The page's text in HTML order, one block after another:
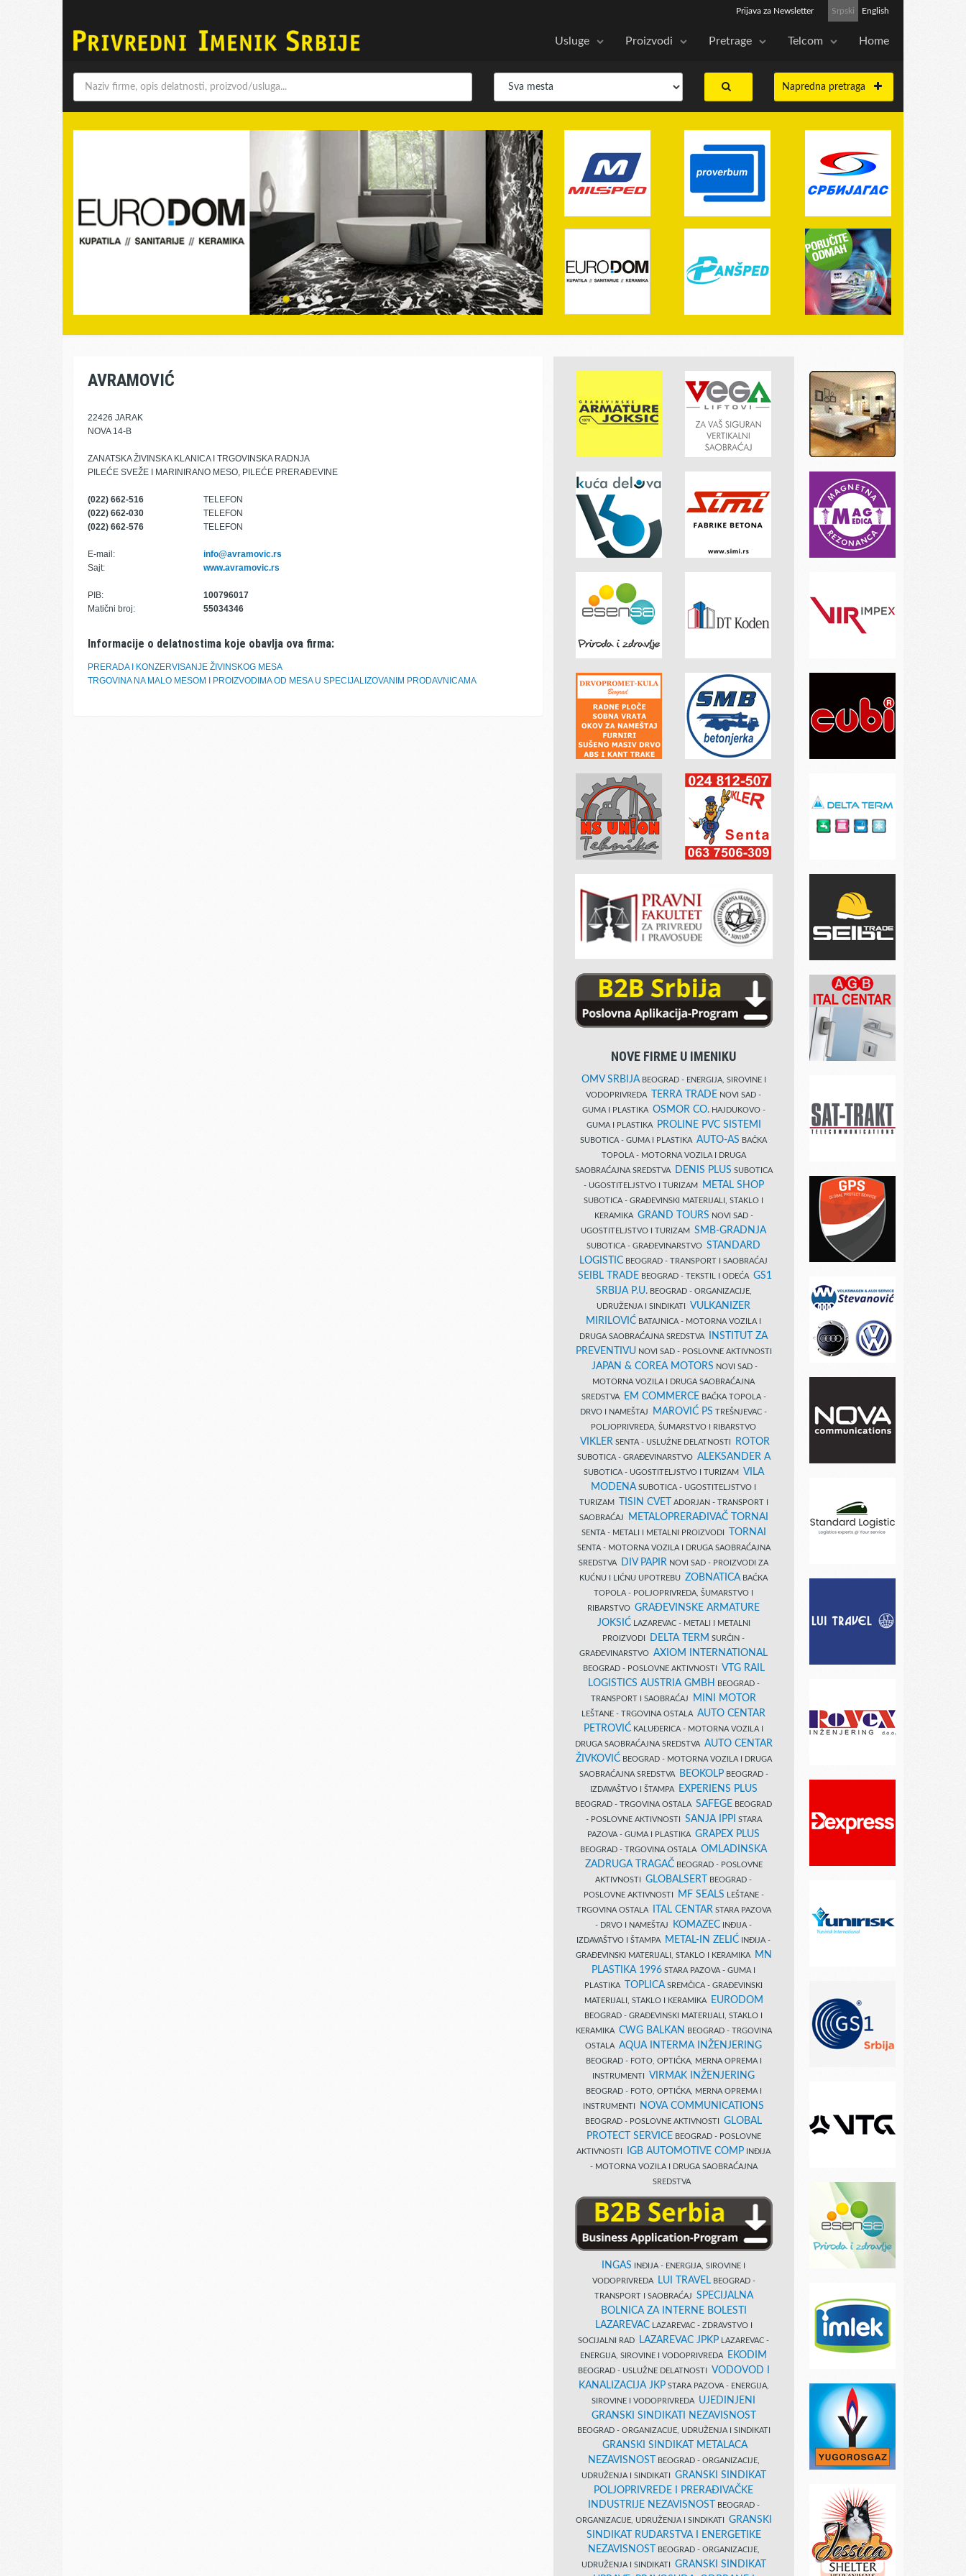
Srpski English
Prijava za Newsletter
Usluge Proizvodi Pretrage Telcom Home
Napredna pretraga
AVRAMOVIĆ
22426 JARAK
NOVA 14-B
ZANATSKA ŽIVINSKA KLANICA I TRGOVINSKA RADNJA
PILEĆE SVEŽE I MARINIRANO MESO, PILEĆE PRERAĐEVINE
(022) 662-516
TELEFON
(022) 662-030
TELEFON
(022) 662-576
TELEFON
E-mail:
info@avramovic.rs
Sajt:
www.avramovic.rs
PIB:
100796017
Matični broj:
55034346
Informacije o delatnostima koje obavlja ova firma:
PRERADA I KONZERVISANJE ŽIVINSKOG MESA
TRGOVINA NA MALO MESOM I PROIZVODIMA OD MESA U SPECIJALIZOVANIM PRODAVNICAMA
NOVE FIRME U IMENIKU
OMV SRBIJABEOGRAD - ENERGIJA, SIROVINE I
VODOPRIVREDA
TERRA TRADE NOVI SAD -
GUMA I PLASTIKA OSMOR CO.HAJDUKOVO -
GUMA I PLASTIKA
PROLINE PVC SISTEMI
SUBOTICA - GUMA I PLASTIKA AUTO-AS BAČKA
TOPOLA - MOTORNA VOZILA I DRUGA
SAOBRAĆAJNA SREDSTVA
DENIS PLUS SUBOTICA
- UGOSTITELJSTVO I TURIZAM
METAL SHOP
SUBOTICA - GRAĐEVINSKI MATERIJALI, STAKLO I
KERAMIKA GRAND TOURS NOVI SAD -
UGOSTITELJSTVO I TURIZAM SMB-GRADNJA
SUBOTICA - GRAĐEVINARSTVO STANDARD
LOGISTIC BEOGRAD - TRANSPORT I SAOBRAĆAJ
SEIBL TRADE BEOGRAD - TEKSTIL I ODEĆA GS1
SRBIJA P.U.BEOGRAD - ORGANIZACIJE,
UDRUŽENJA I SINDIKATI VULKANIZER
MIRILOVIĆ BATAJNICA - MOTORNA VOZILA I
DRUGA SAOBRAĆAJNA SREDSTVA
INSTITUT ZA
PREVENTIVUNOVI SAD - POSLOVNE AKTIVNOSTI
JAPAN & COREA MOTORS NOVI SAD -
MOTORNA VOZILA I DRUGA SAOBRAĆAJNA
SREDSTVA
EM COMMERCE BAČKA TOPOLA -
DRVO I NAMEŠTAJ
MAROVIĆ PS TREŠNJEVAC -
POLJOPRIVREDA, ŠUMARSTVO I RIBARSTVO
VIKLER SENTA - USLUŽNE DELATNOSTI ROTOR
SUBOTICA - GRAĐEVINARSTVO ALEKSANDER A
SUBOTICA - UGOSTITELJSTVO I TURIZAM VILA
MODENA SUBOTICA - UGOSTITELJSTVO I
TURIZAM
TISIN CVET
ADORJAN - TRANSPORT I
SAOBRAĆAJ
METALOPRERAĐIVAČ TORNAI
SENTA - METALI I METALNI PROIZVODI TORNAI
SENTA - MOTORNA VOZILA I DRUGA SAOBRAĆAJNA
SREDSTVA
DIV PAPIR NOVI SAD - PROIZVODI ZA
KUĆNU I LIČNU UPOTREBU ZOBNATICA BAČKA
TOPOLA - POLJOPRIVREDA, ŠUMARSTVO I
RIBARSTVO GRAĐEVINSKE ARMATURE
JOKSIĆLAZAREVAC - METALI I METALNI
PROIZVODI
DELTA TERM SURČIN -
GRAĐEVINARSTVO AXIOM INTERNATIONAL
BEOGRAD - POSLOVNE AKTIVNOSTI VTG RAIL
LOGISTICS AUSTRIA GMBH
BEOGRAD -
TRANSPORT I SAOBRAĆAJ
MINI MOTOR
LEŠTANE - TRGOVINA OSTALA AUTO CENTAR
PETROVIĆ KALUĐERICA - MOTORNA VOZILA I
DRUGA SAOBRAĆAJNA SREDSTVA AUTO CENTAR
ŽIVKOVIĆBEOGRAD - MOTORNA VOZILA I DRUGA
SAOBRAĆAJNA SREDSTVA
BEOKOLPBEOGRAD -
IZDAVAŠTVO I ŠTAMPA
EXPERIENS PLUS
BEOGRAD - TRGOVINA OSTALA SAFEGE BEOGRAD
- POSLOVNE AKTIVNOSTI SANJA IPPI
STARA
PAZOVA - GUMA I PLASTIKA GRAPEX PLUS
BEOGRAD - TRGOVINA OSTALA OMLADINSKA
ZADRUGA TRAGAČBEOGRAD - POSLOVNE
AKTIVNOSTI GLOBALSERT
BEOGRAD -
POSLOVNE AKTIVNOSTI
MF SEALS LEŠTANE -
TRGOVINA OSTALA
ITAL CENTAR STARA PAZOVA
- DRVO I NAMEŠTAJ
KOMAZEC INĐIJA -
IZDAVAŠTVO I ŠTAMPA
METAL-IN ZELIĆ INĐIJA -
GRAĐEVINSKI MATERIJALI, STAKLO I KERAMIKA
MN
PLASTIKA 1996 STARA PAZOVA - GUMA I
PLASTIKA
TOPLICA SREMČICA - GRAĐEVINSKI
MATERIJALI, STAKLO I KERAMIKA
EURODOM
BEOGRAD - GRAĐEVINSKI MATERIJALI, STAKLO I
KERAMIKA CWG BALKAN
BEOGRAD - TRGOVINA
OSTALA AQUA INTERMA INŽENJERING
BEOGRAD - FOTO, OPTIČKA, MERNA OPREMA I
INSTRUMENTI VIRMAK INŽENJERING
BEOGRAD - FOTO, OPTIČKA, MERNA OPREMA I
INSTRUMENTI
NOVA COMMUNICATIONS
BEOGRAD - POSLOVNE AKTIVNOSTI GLOBAL
PROTECT SERVICE BEOGRAD - POSLOVNE
AKTIVNOSTI
IGB AUTOMOTIVE COMP INĐIJA
- MOTORNA VOZILA I DRUGA SAOBRAĆAJNA
SREDSTVA
INGAS INĐIJA - ENERGIJA, SIROVINE I
VODOPRIVREDA
LUI TRAVELBEOGRAD -
TRANSPORT I SAOBRAĆAJ SPECIJALNA
BOLNICA ZA INTERNE BOLESTI
LAZAREVACLAZAREVAC - ZDRAVSTVO I
SOCIJALNI RAD
LAZAREVAC JPKP LAZAREVAC -
ENERGIJA, SIROVINE I VODOPRIVREDA
EKODIM
BEOGRAD - USLUŽNE DELATNOSTI VODOVOD I
KANALIZACIJA JKPSTARA PAZOVA - ENERGIJA,
SIROVINE I VODOPRIVREDA UJEDINJENI
GRANSKI SINDIKATI NEZAVISNOST
BEOGRAD - ORGANIZACIJE, UDRUŽENJA I SINDIKATI
GRANSKI SINDIKAT METALACA
NEZAVISNOST
BEOGRAD - ORGANIZACIJE,
UDRUŽENJA I SINDIKATI GRANSKI SINDIKAT
POLJOPRIVREDE I PRERAĐIVAČKE
INDUSTRIJE NEZAVISNOST
BEOGRAD -
ORGANIZACIJE, UDRUŽENJA I SINDIKATI GRANSKI
SINDIKAT RUDARSTVA I ENERGETIKE
NEZAVISNOST
BEOGRAD - ORGANIZACIJE,
UDRUŽENJA I SINDIKATI GRANSKI SINDIKAT